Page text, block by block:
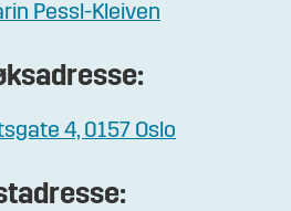
Pessl-Kleiven
4, 0157 Oslo